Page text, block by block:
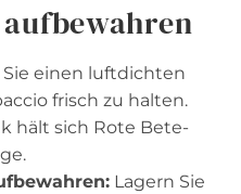
einen luftdichten
frisch zu halten.
hält sich Rote Bete-
Lagern Sie